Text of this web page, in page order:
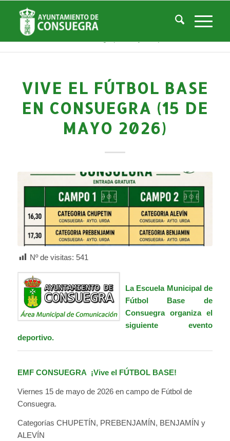
Noticias
Usted está aquí: Inicio / Noticias Deportes
Actividades deportivas /
VIVE EL FÚTBOL BASE
EN CONSUEGRA (15 DE
MAYO 2026)
Nº de visitas: 541
La Escuela Municipal de
Fútbol Base de
Consuegraorganiza el
siguiente evento
deportivo.
EMF CONSUEGRA ¡Vive el FÚTBOL BASE!
Viernes 15 de mayo de 2026 en campo de Fútbol de
Consuegra.
Categorías CHUPETÍN, PREBENJAMÍN, BENJAMÍN y
ALEVÍN